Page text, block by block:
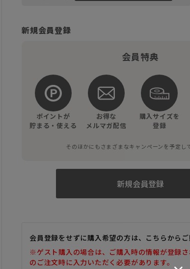
新規会員登録
会員特典
ポイントが
貯まる・使える
お得な
メルマガ配信
購入サイズを
登録
そのほかにもさまざまなキャンペーンを予定し
新規会員登録
会員登録をせずに購入希望の方は、こちらからご
※ゲスト購入の場合は、ご購入時の情報が登録
のご注文時に入力いただく必要があります。